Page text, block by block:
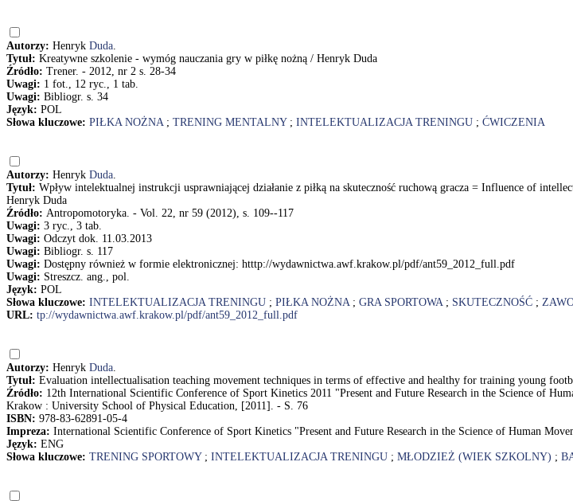
Autorzy: Henryk Duda.
Tytuł: Kreatywne szkolenie - wymóg nauczania gry w piłkę nożną / Henryk Duda
Źródło: Trener. - 2012, nr 2 s. 28-34
Uwagi: 1 fot., 12 ryc., 1 tab.
Uwagi: Bibliogr. s. 34
Język: POL
Słowa kluczowe: PIŁKA NOŻNA; TRENING MENTALNY; INTELEKTUALIZACJA TRENINGU ; ĆWICZENIA
Autorzy: Henryk Duda.
Tytuł: Wpływ intelektualnej instrukcji usprawniającej działanie z piłką na skuteczność ruchową gracza = Influence of
Henryk Duda
Źródło: Antropomotoryka. - Vol. 22, nr 59 (2012), s. 109--117
Uwagi: 3 ryc., 3 tab.
Uwagi: Odczyt dok. 11.03.2013
Uwagi: Bibliogr. s. 117
Uwagi: Dostępny również w formie elektronicznej: htttp://wydawnictwa.awf.krakow.pl/pdf/ant59_2012_full.pdf
Uwagi: Streszcz. ang., pol.
Język: POL
Słowa kluczowe: INTELEKTUALIZACJA TRENINGU ; PIŁKA NOŻNA; GRA SPORTOWA; SKUTECZNOŚĆ ;
URL: tp://wydawnictwa.awf.krakow.pl/pdf/ant59_2012_full.pdf
Autorzy: Henryk Duda.
Tytuł: Evaluation intellectualisation teaching movement techniques in terms of effective and healthy for training young
Źródło: 12th International Scientific Conference of Sport Kinetics 2011 "Present and Future Research in the Science of
Krakow : University School of Physical Education, [2011]. - S. 76
ISBN: 978-83-62891-05-4
Impreza: International Scientific Conference of Sport Kinetics "Present and Future Research in the Science of Human
Język: ENG
Słowa kluczowe: TRENING SPORTOWY; INTELEKTUALIZACJA TRENINGU ; MŁODZIEŻ (WIEK SZKOLNY) ;